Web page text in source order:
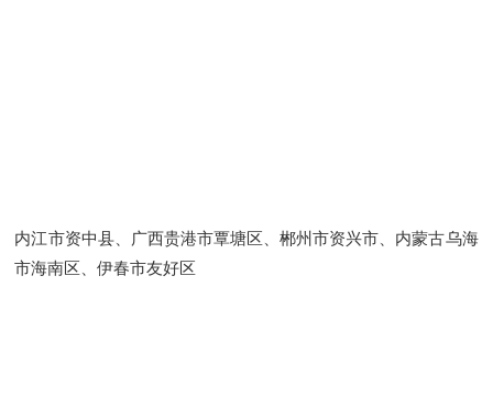
内江市资中县、广西贵港市覃塘区、郴州市资兴市、内蒙古乌海
市海南区、伊春市友好区